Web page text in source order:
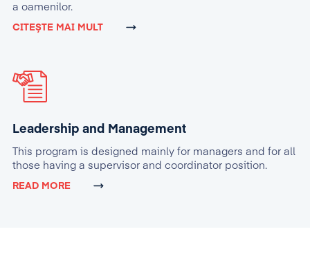
a oamenilor.
CITEȘTE MAI MULT
Leadership and Management
This program is designed mainly for managers and for all
those having a supervisor and coordinator position.
READ MORE